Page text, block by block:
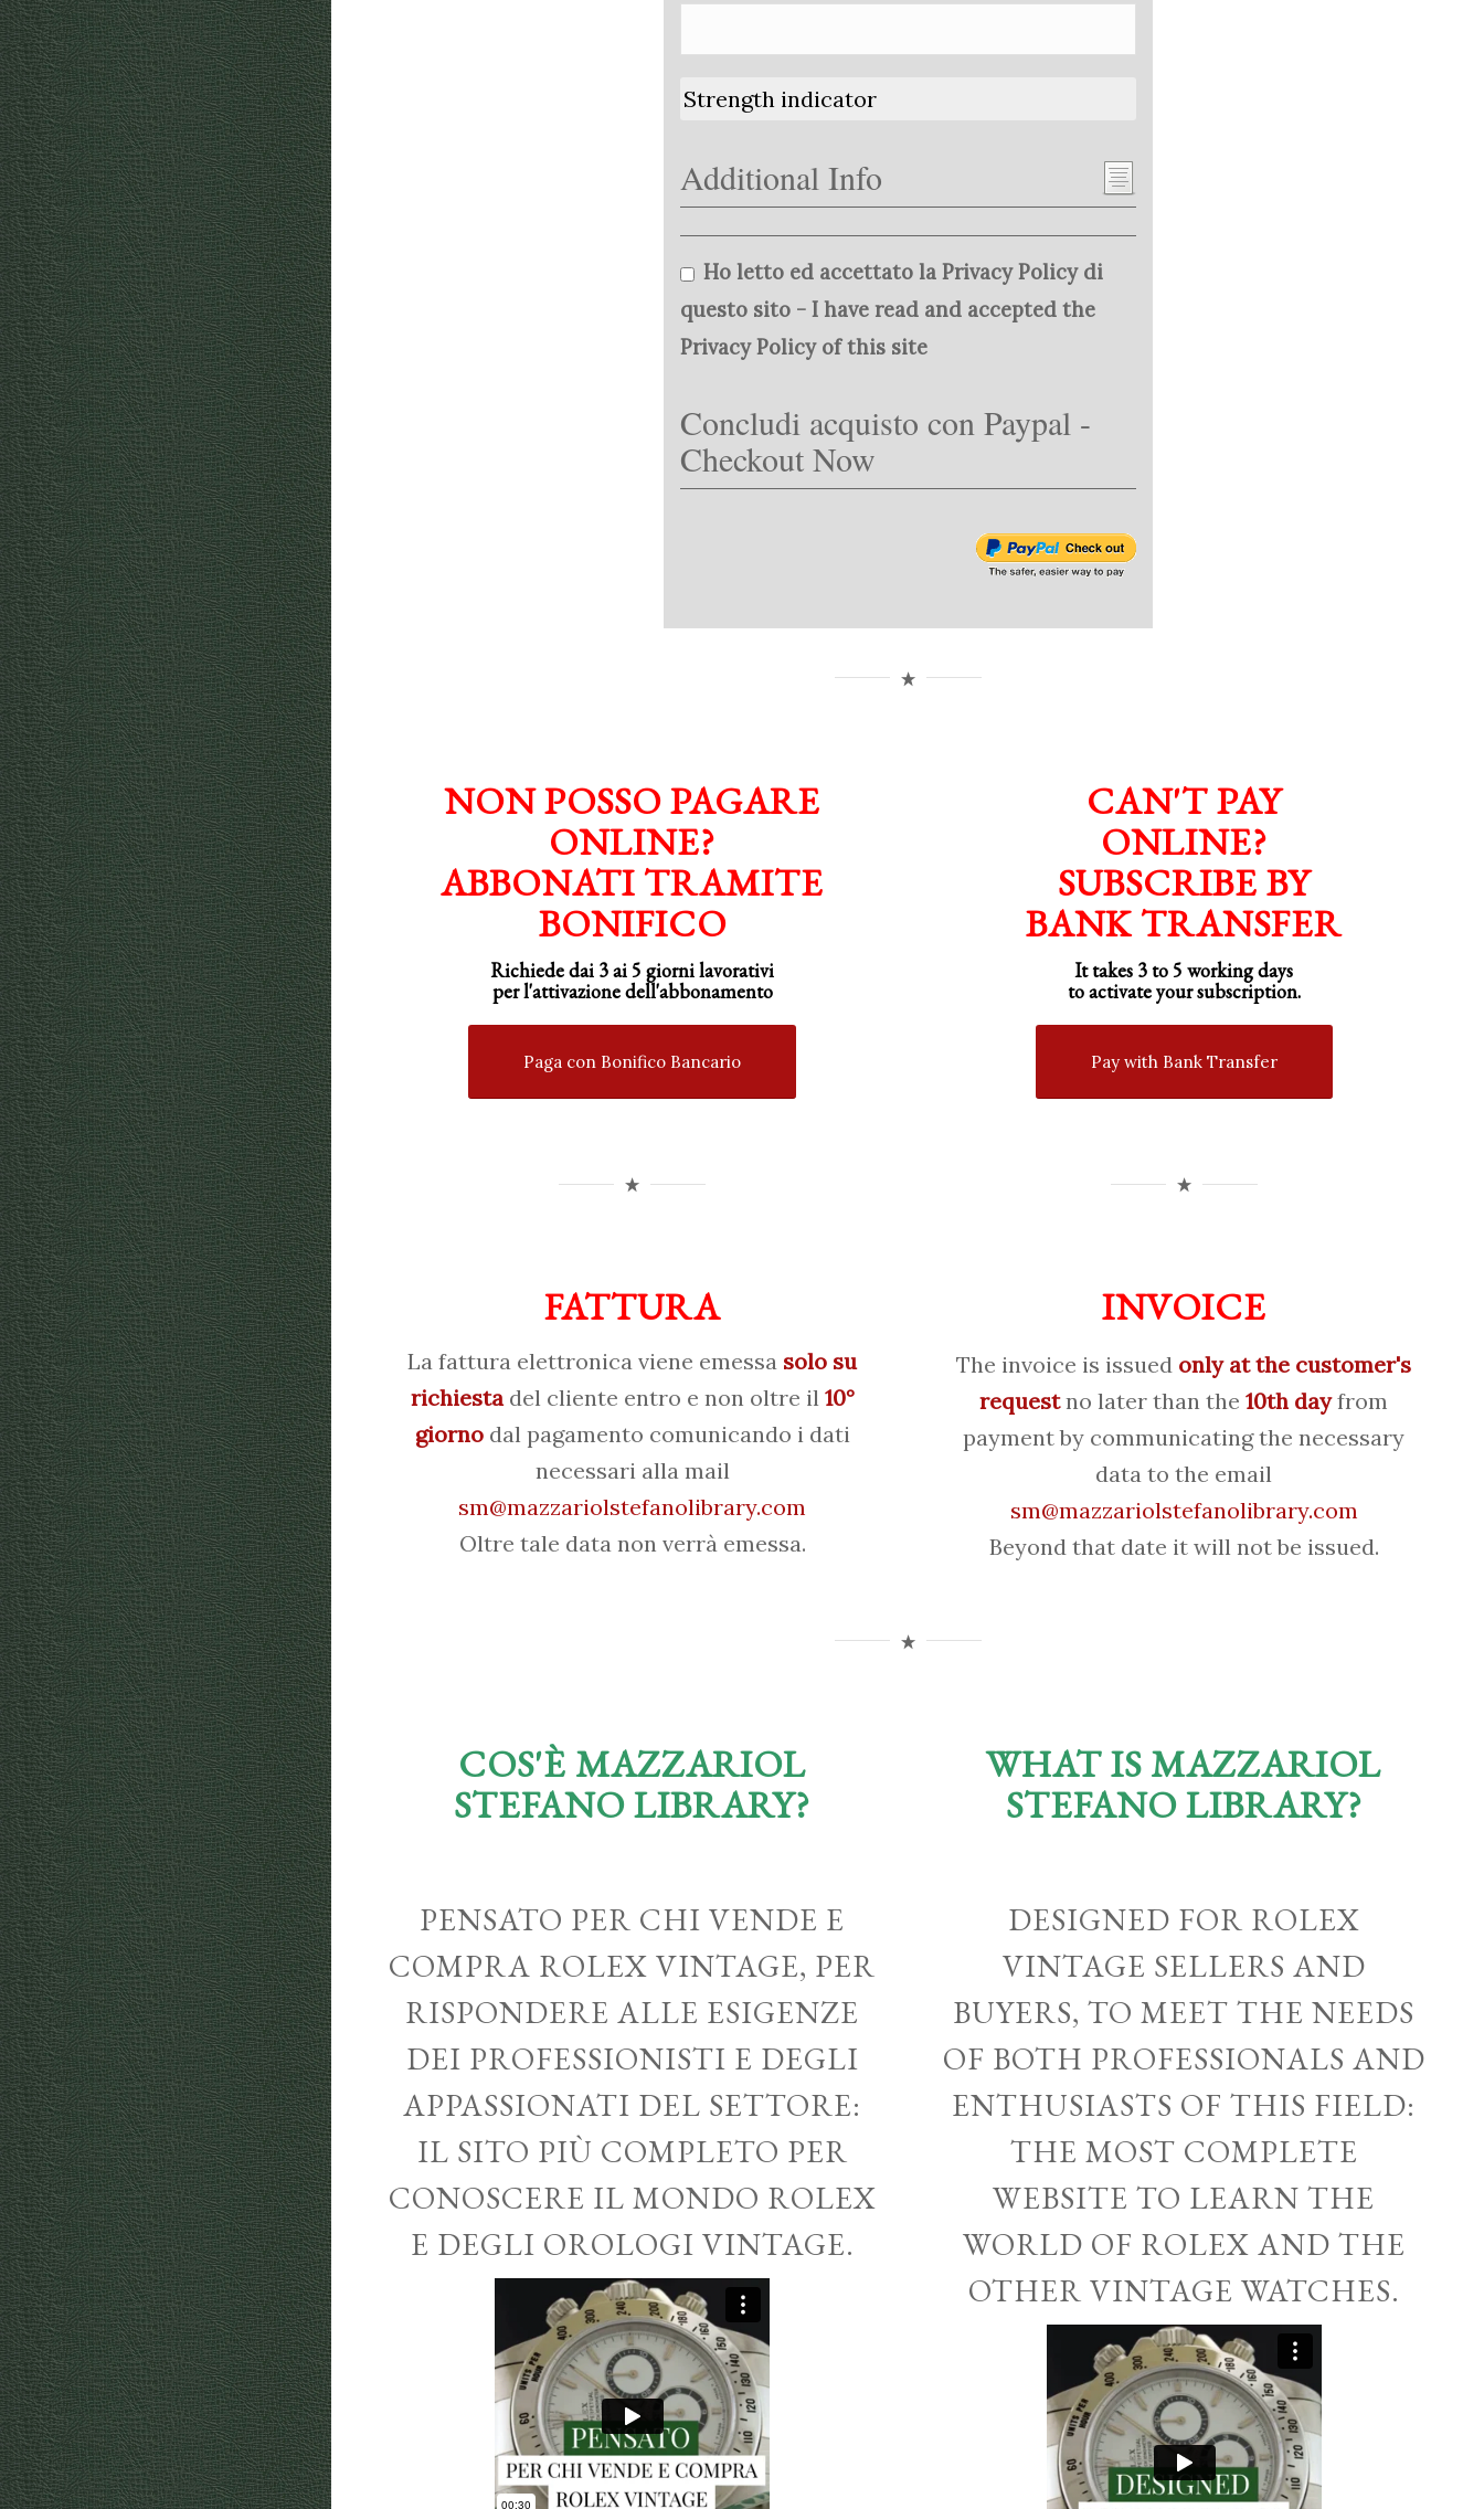
Strength indicator
Additional Info
Ho letto ed accettato la Privacy Policy di
questo sito - I have read and accepted the
Privacy Policy of this site
Concludi acquisto con Paypal -
Checkout Now
NON POSSO PAGARE
ONLINE?
ABBONATI TRAMITE
BONIFICO
Richiede dai 3 ai 5 giorni lavorativi
perl'attivazionedell'abbonamento
Paga con Bonifico Bancario
FATTURA
La fattura elettronica viene emessa solo su
richiestadel cliente entro e non oltre il 10°
giornodal pagamento comunicando i dati
necessari alla mail
sm@mazzariolstefanolibrary.com
Oltre tale data non verrà emessa.
CAN'T PAY
ONLINE?
SUBSCRIBE BY
BANK TRANSFER
It takes 3 to 5 working days
to activate your subscription.
Pay with Bank Transfer
INVOICE
The invoice is issued only at the customer's
requestno later than the10th dayfrom
payment by communicating the necessary
data to the email
sm@mazzariolstefanolibrary.com
Beyond that date it will not be issued.
COS'È MAZZARIOL
STEFANO LIBRARY?
WHAT IS MAZZARIOL
STEFANO LIBRARY?
PENSATO PER CHI VENDE E
COMPRA ROLEX VINTAGE, PER
RISPONDERE ALLE ESIGENZE
DEI PROFESSIONISTI E DEGLI
APPASSIONATI DEL SETTORE:
IL SITO PIÙ COMPLETO PER
CONOSCERE IL MONDO ROLEX
E DEGLI OROLOGI VINTAGE.
DESIGNED FOR ROLEX
VINTAGE SELLERS AND
BUYERS, TO MEET THE NEEDS
OF BOTH PROFESSIONALS AND
ENTHUSIASTS OF THIS FIELD:
THE MOST COMPLETE
WEBSITE TO LEARN THE
WORLD OF ROLEX AND THE
OTHER VINTAGE WATCHES.